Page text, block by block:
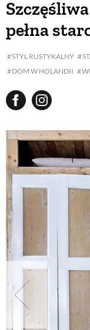
pełna
STYL RUSTYKALNY
DOM W HOLANDII